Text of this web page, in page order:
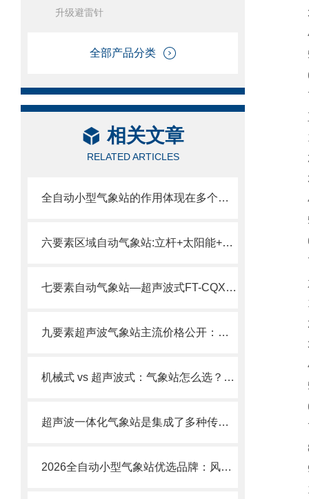
升级避雷针
全部产品分类
相关文章
RELATED ARTICLES
全自动小型气象站的作用体现在多个方面
六要素区域自动气象站:立杆+太阳能+六要素传感器一体化集成野外快速建站。
七要素自动气象站—超声波式FT-CQX7野外长期监测，免维护更省心！
九要素超声波气象站主流价格公开：含九要素一体式传感器+云平台全套配置。
机械式 vs 超声波式：气象站怎么选？五要素一体式优势在哪？
超声波一体化气象站是集成了多种传感器的高精度设备
2026全自动小型气象站优选品牌：风途科技数据精准可靠
3.
4.
5.
6.
7.
五
1.
2.
3.
5.
6.
7.
六
2.
3.
4.
5.
6.
7.
8.
9.